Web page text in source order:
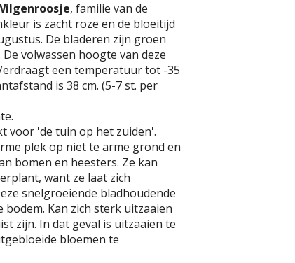
, familie van de
is zacht roze en de bloeitijd
De bladeren zijn groen
volwassen hoogte van deze
een temperatuur tot -35
is 38 cm. (5-7 st. per
voor 'de tuin op het zuiden'.
plek op niet te arme grond en
bomen en heesters. Ze kan
want ze laat zich
snelgroeiende bladhoudende
Kan zich sterk uitzaaien
zijn. In dat geval is uitzaaien te
bloemen te